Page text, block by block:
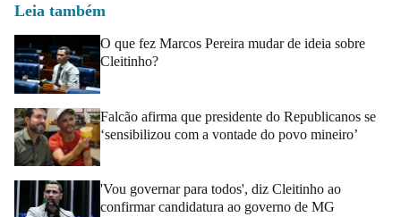
Leia também
O que fez Marcos Pereira mudar de ideia sobre
Cleitinho?
Falcão afirma que presidente do Republicanos se
‘sensibilizou com a vontade do povo mineiro’
'Vou governar para todos', diz Cleitinho ao
confirmar candidatura ao governo de MG